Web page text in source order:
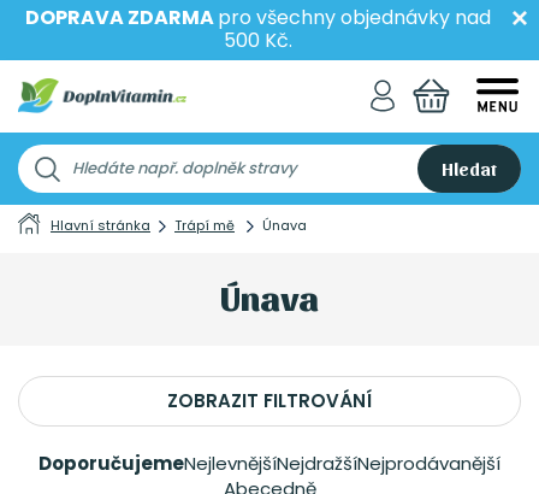
DOPRAVA ZDARMApro všechny objednávky nad
500 Kč.
Hledat
Hlavní stránka Trápí mě Únava
Únava
ZOBRAZIT FILTROVÁNÍ
DoporučujemeNejlevnějšíNejdražšíNejprodávanější
Abecedně